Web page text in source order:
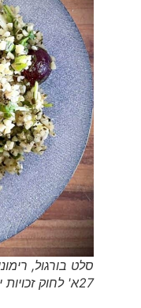
סלט בורגול,